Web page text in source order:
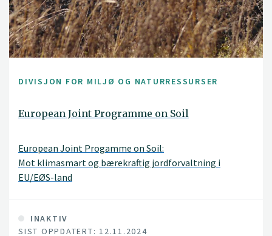
DIVISJON FOR MILJØ OG NATURRESSURSER
European Joint Programme on Soil
European Joint Progamme on Soil:
Mot klimasmart og bærekraftig jordforvaltning i
EU/EØS-land
INAKTIV
SIST OPPDATERT: 12.11.2024